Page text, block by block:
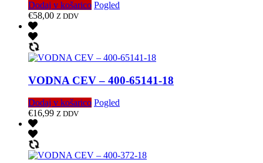
Dodaj v košarico Pogled
€58,00 Z DDV
VODNA CEV – 400-65141-18
Dodaj v košarico Pogled
€16,99 Z DDV